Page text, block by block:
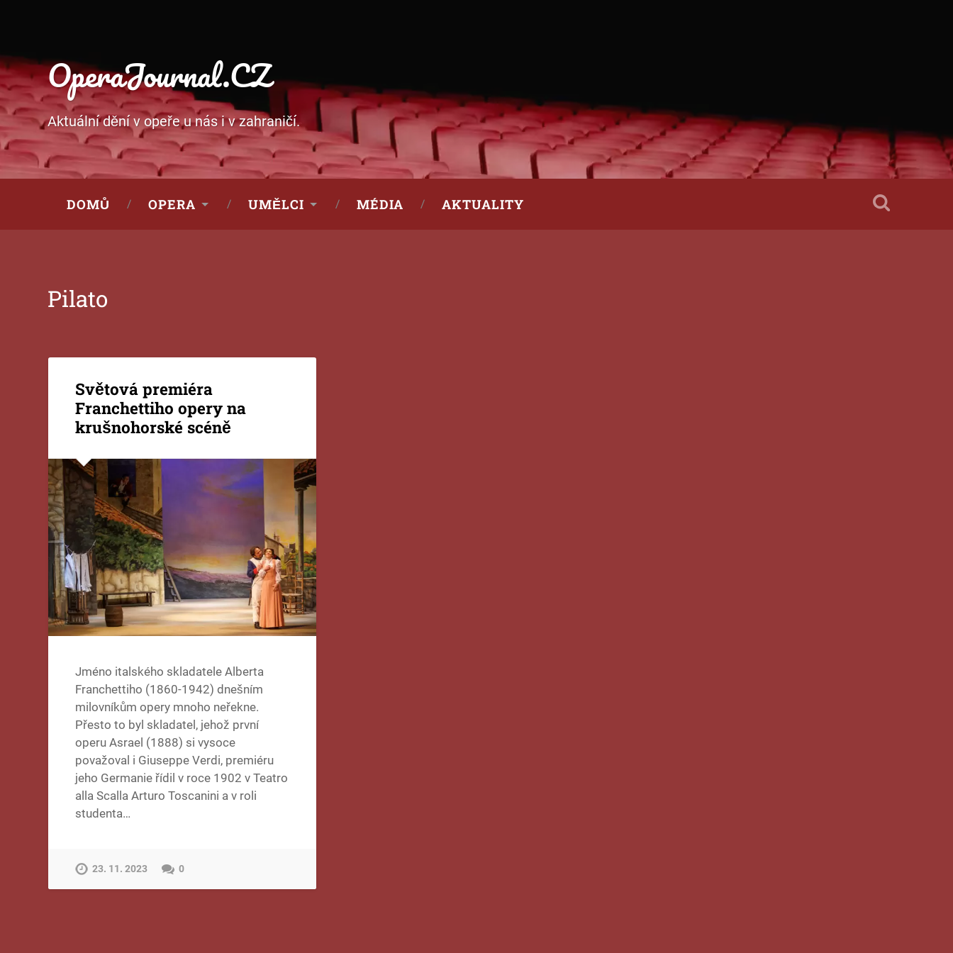
OperaJournal.CZ
Aktuální dění v opeře u nás i v zahraničí.
DOMŮ OPERA UMĚLCI MÉDIA AKTUALITY
Pilato
Světová premiéra
Franchettiho opery na
krušnohorské scéně
Jméno italského skladatele Alberta
Franchettiho (1860-1942) dnešním
milovníkům opery mnoho neřekne.
Přesto to byl skladatel, jehož první
operu Asrael (1888) si vysoce
považoval i Giuseppe Verdi, premiéru
jeho Germanie řídil v roce 1902 v Teatro
alla Scalla Arturo Toscanini a v roli
studenta…
23. 11. 2023 0